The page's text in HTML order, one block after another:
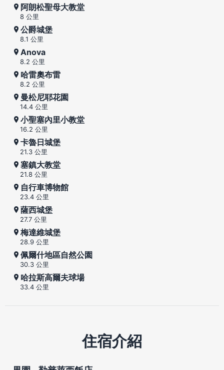
阿朗松聖母大教堂
8 公里
公爵城堡
8.1 公里
Anova
8.2 公里
哈雷奧布雷
8.2 公里
曼松尼耶花園
14.4 公里
小聖塞內里小教堂
16.2 公里
卡魯日城堡
21.3 公里
塞鎮大教堂
21.8 公里
自行車博物館
23.4 公里
薩西城堡
27.7 公里
梅達維城堡
28.9 公里
佩爾什地區自然公園
30.3 公里
哈拉斯高爾夫球場
33.4 公里
住宿介紹